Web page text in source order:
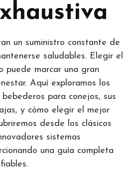
un suministro constante de
saludables. Elegir el
puede marcar una gran
Aquí exploramos los
para conejos, sus
y cómo elegir el mejor
desde los clásicos
sistemas
una guía completa